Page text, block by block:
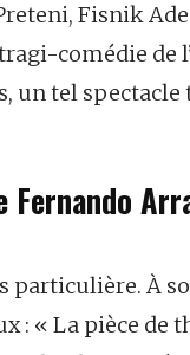
Fisnik
comédie de
un tel
À
: « La pièce de